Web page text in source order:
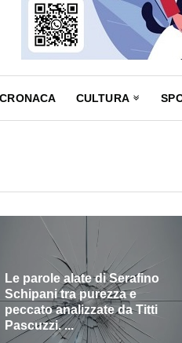
CRONACA CULTURA
Le parole alate di Serafino
Schipani tra purezza e
peccato analizzate da Titti
Pascuzzi. ...